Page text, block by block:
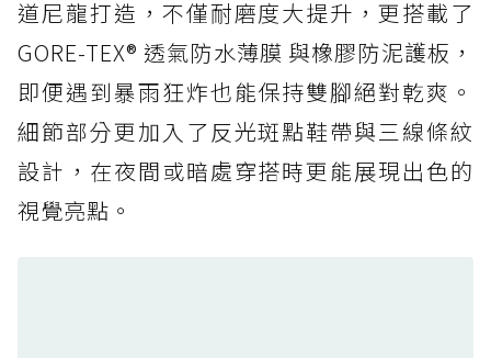
防水鞋推薦 6. HOKA Stinson Evo GTX：越野
復刻厚底，GORE-TEX 防水與增高神器一次滿
防水鞋推薦 7. Timberland Motion Access：
黃靴同級頂級防水，輕量化工裝健走鞋雨天必備
防水鞋推薦 7. Timberland Motion Access：
黃靴同級頂級防水，輕量化工裝健走鞋雨天必備
道尼龍打造，不僅耐磨度大提升，更搭載了
GORE-TEX® 透氣防水薄膜 與橡膠防泥護板，
即便遇到暴雨狂炸也能保持雙腳絕對乾爽。
細節部分更加入了反光斑點鞋帶與三線條紋
設計，在夜間或暗處穿搭時更能展現出色的
視覺亮點。